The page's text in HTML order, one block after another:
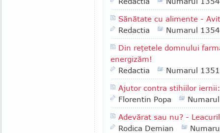
Sănătate cu alimente -
Redactia
Numarul 1354
Din reţetele domnului
energizăm!
Redactia
Numarul 1351
Ajutor contra stihiilor iernii:
Florentin Popa
Adevărat sau nu? -
Rodica Demian